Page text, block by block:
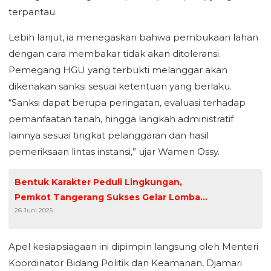
terpantau.
Lebih lanjut, ia menegaskan bahwa pembukaan lahan
dengan cara membakar tidak akan ditoleransi.
Pemegang HGU yang terbukti melanggar akan
dikenakan sanksi sesuai ketentuan yang berlaku.
“Sanksi dapat berupa peringatan, evaluasi terhadap
pemanfaatan tanah, hingga langkah administratif
lainnya sesuai tingkat pelanggaran dan hasil
pemeriksaan lintas instansi,” ujar Wamen Ossy.
Bentuk Karakter Peduli Lingkungan,
Pemkot Tangerang Sukses Gelar Lomba
GPBLHS 2025
26 Juni 2025
Apel kesiapsiagaan ini dipimpin langsung oleh Menteri
Koordinator Bidang Politik dan Keamanan, Djamari